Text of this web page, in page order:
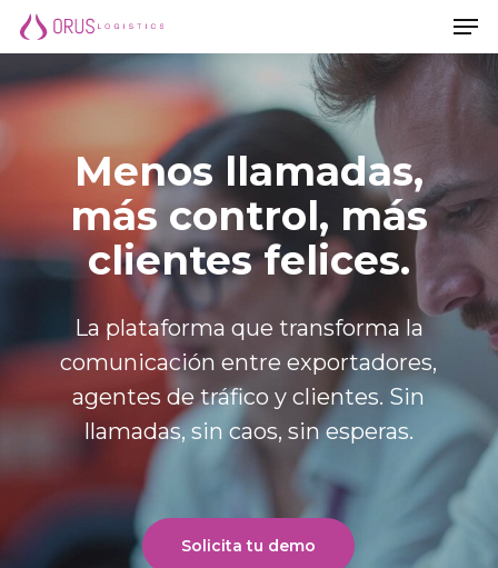
Saltar
al
contenido
principal
Menos llamadas,
más control, más
clientes felices.
La plataforma que transforma la
comunicación entre exportadores,
agentes de tráfico y clientes. Sin
llamadas, sin caos, sin esperas.
Solicita tu demo
Menú